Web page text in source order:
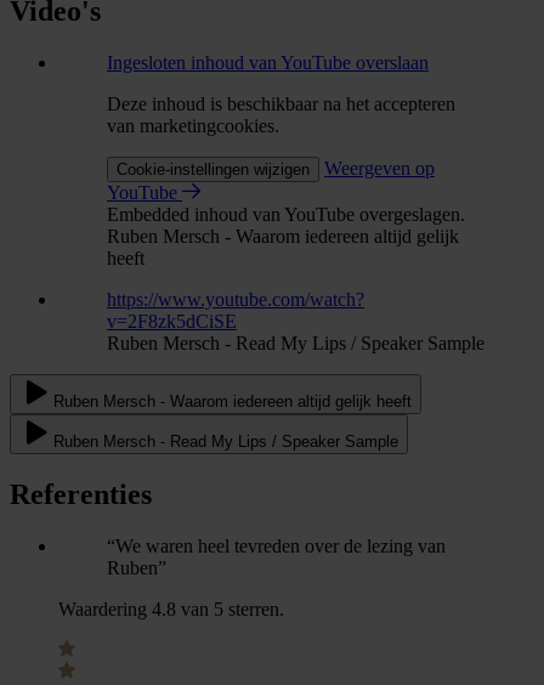
Video's
Ingesloten inhoud van YouTube overslaan
Deze inhoud is beschikbaar na het accepteren
van marketingcookies.
Cookie-instellingen wijzigen
Weergeven op
YouTube
Embedded inhoud van YouTube overgeslagen.
Ruben Mersch - Waarom iedereen altijd gelijk
heeft
https://www.youtube.com/watch?
v=2F8zk5dCiSE
Ruben Mersch - Read My Lips / Speaker Sample
Ruben Mersch - Waarom iedereen altijd gelijk heeft
Ruben Mersch - Read My Lips / Speaker Sample
Referenties
“We waren heel tevreden over de lezing van
Ruben”
Waardering 4.8 van 5 sterren.